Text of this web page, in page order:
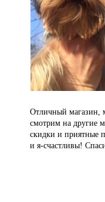
Отличный магазин,
смотрим на другие
скидки и приятные
и я-счастливы!